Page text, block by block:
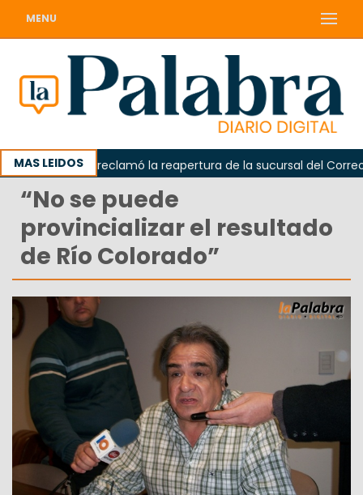
MENU
MAS LEIDOS
Odarda reclamó la reapertura de la sucursal del Correo
“No se puede
provincializar el resultado
de Río Colorado”